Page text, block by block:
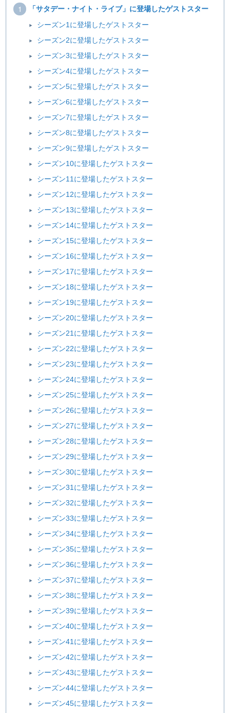
「サタデー・ナイト・ライブ」に登場したゲストスター
シーズン1に登場したゲストスター
シーズン2に登場したゲストスター
シーズン3に登場したゲストスター
シーズン4に登場したゲストスター
シーズン5に登場したゲストスター
シーズン6に登場したゲストスター
シーズン7に登場したゲストスター
シーズン8に登場したゲストスター
シーズン9に登場したゲストスター
シーズン10に登場したゲストスター
シーズン11に登場したゲストスター
シーズン12に登場したゲストスター
シーズン13に登場したゲストスター
シーズン14に登場したゲストスター
シーズン15に登場したゲストスター
シーズン16に登場したゲストスター
シーズン17に登場したゲストスター
シーズン18に登場したゲストスター
シーズン19に登場したゲストスター
シーズン20に登場したゲストスター
シーズン21に登場したゲストスター
シーズン22に登場したゲストスター
シーズン23に登場したゲストスター
シーズン24に登場したゲストスター
シーズン25に登場したゲストスター
シーズン26に登場したゲストスター
シーズン27に登場したゲストスター
シーズン28に登場したゲストスター
シーズン29に登場したゲストスター
シーズン30に登場したゲストスター
シーズン31に登場したゲストスター
シーズン32に登場したゲストスター
シーズン33に登場したゲストスター
シーズン34に登場したゲストスター
シーズン35に登場したゲストスター
シーズン36に登場したゲストスター
シーズン37に登場したゲストスター
シーズン38に登場したゲストスター
シーズン39に登場したゲストスター
シーズン40に登場したゲストスター
シーズン41に登場したゲストスター
シーズン42に登場したゲストスター
シーズン43に登場したゲストスター
シーズン44に登場したゲストスター
シーズン45に登場したゲストスター